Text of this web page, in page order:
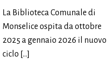
La Biblioteca Comunale di
Monselice ospita da ottobre
2025 a gennaio 2026 il nuovo
ciclo […]